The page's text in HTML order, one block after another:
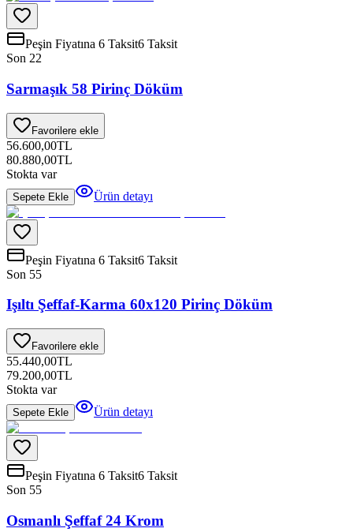
Peşin Fiyatına 6 Taksit6 Taksit
Son 22
Sarmaşık 58 Pirinç Döküm
Favorilere ekle
56.600,00TL
80.880,00TL
Stokta var
Sepete Ekle Ürün detayı
Peşin Fiyatına 6 Taksit6 Taksit
Son 55
Işıltı Şeffaf-Karma 60x120 Pirinç Döküm
Favorilere ekle
55.440,00TL
79.200,00TL
Stokta var
Sepete Ekle Ürün detayı
Peşin Fiyatına 6 Taksit6 Taksit
Son 55
Osmanlı Şeffaf 24 Krom